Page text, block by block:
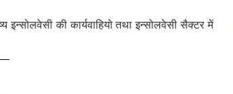
इन्सोलवेसी की कार्यवाहियो तथा इन्सोलवेसी सैक्टर में